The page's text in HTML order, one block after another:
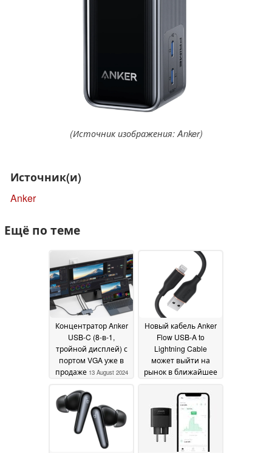
(Источник изображения: Anker)
Источник(и)
Anker
Ещё по теме
Концентратор Anker
USB-C (8-в-1,
тройной дисплей) с
портом VGA уже в
продаже 13 August 2024
Новый кабель Anker
Flow USB-A to
Lightning Cable
может выйти на
рынок в ближайшее